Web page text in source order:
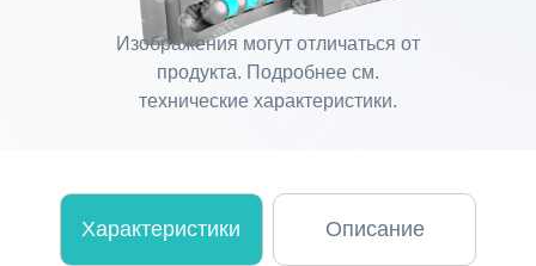
Изображения могут отличаться от
продукта. Подробнее см.
технические характеристики.
Характеристики Описание